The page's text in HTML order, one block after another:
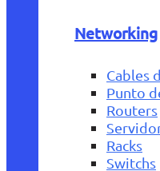
Networking
Cables
Punto
Routers
Racks
Switchs